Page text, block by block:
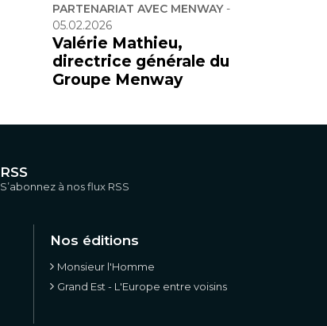
PARTENARIAT AVEC MENWAY-
05.02.2026
Valérie Mathieu,
directrice générale du
Groupe Menway
RSS
S’abonnez à nos flux RSS
Nos éditions
Monsieur l'Homme
Grand Est - L'Europe entre voisins